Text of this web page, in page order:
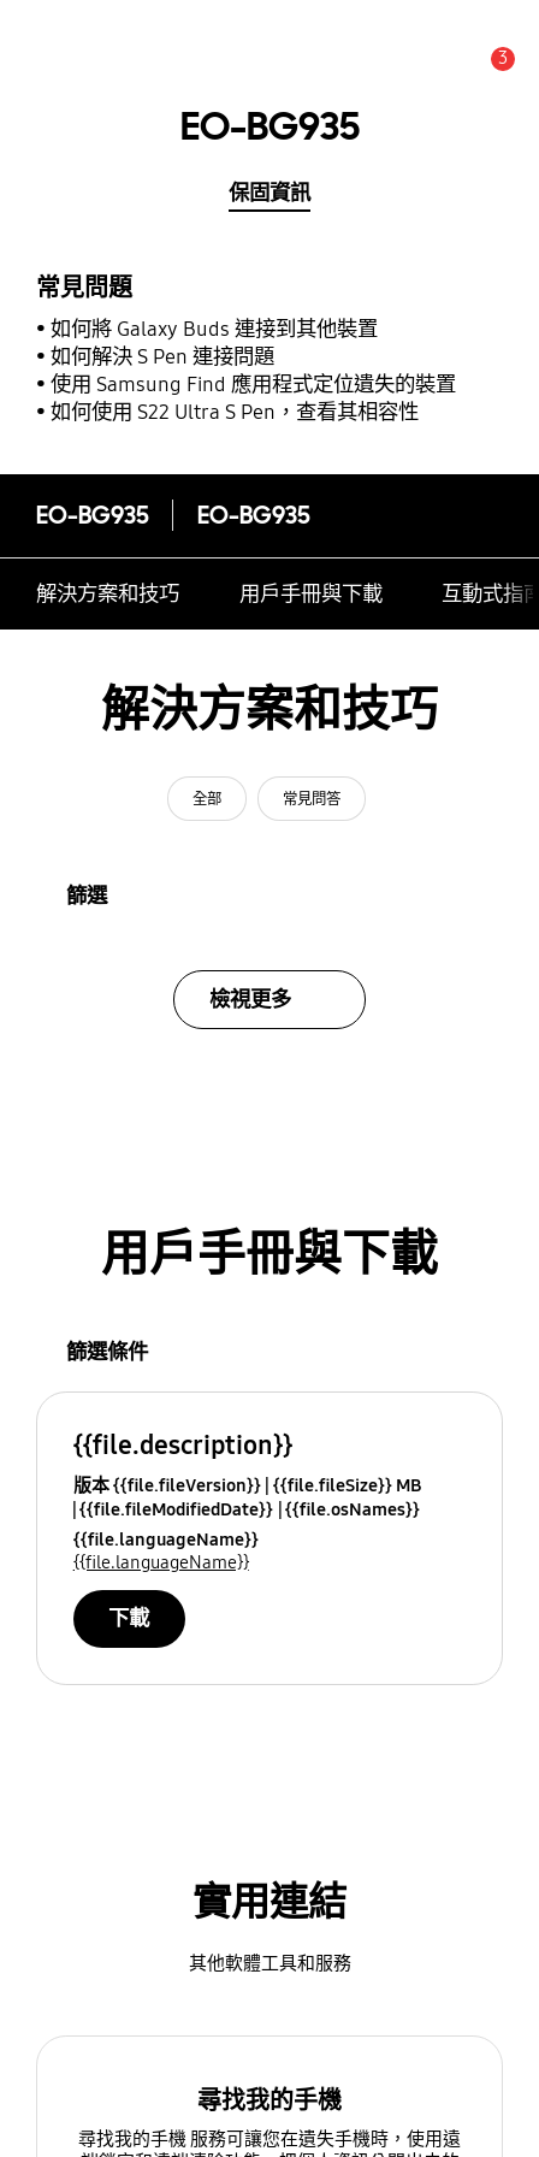
3
EO-BG935
保固資訊
常見問題
如何將 Galaxy Buds 連接到其他裝置
如何解決 S Pen 連接問題
使用 Samsung Find 應用程式定位遺失的裝置
如何使用 S22 Ultra S Pen，查看其相容性
EO-BG935 EO-BG935
解決方案和技巧 用戶手冊與下載 互動式指
解決方案和技巧
全部 常見問答
篩選
檢視更多
用戶手冊與下載
篩選條件
{{file.description}}
版本 {{file.fileVersion}} {{file.fileSize}} MB
{{file.fileModifiedDate}} {{file.osNames}}
{{file.languageName}}
{{file.languageName}}
下載
實用連結
其他軟體工具和服務
尋找我的手機
尋找我的手機 服務可讓您在遺失手機時，使用遠